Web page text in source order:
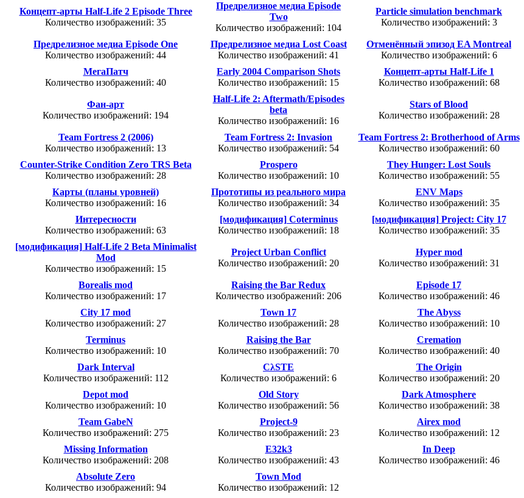
Концепт-арты Half-Life 2 Episode Three
Количество изображений: 35
Предрелизное медиа Episode
Two
Количество изображений: 104
Particle simulation benchmark
Количество изображений: 3
Предрелизное медиа Episode One
Количество изображений: 44
Предрелизное медиа Lost Coast
Количество изображений: 41
Отменённый эпизод EA Montreal
Количество изображений: 6
МегаПатч
Количество изображений: 40
Early 2004 Comparison Shots
Количество изображений: 15
Концепт-арты Half-Life 1
Количество изображений: 68
Фан-арт
Количество изображений: 194
Half-Life 2: Aftermath/Episodes
beta
Количество изображений: 16
Stars of Blood
Количество изображений: 28
Team Fortress 2 (2006)
Количество изображений: 13
Team Fortress 2: Invasion
Количество изображений: 54
Team Fortress 2: Brotherhood of Arms
Количество изображений: 60
Counter-Strike Condition Zero TRS Beta
Количество изображений: 28
Prospero
Количество изображений: 10
They Hunger: Lost Souls
Количество изображений: 55
Карты (планы уровней)
Количество изображений: 16
Прототипы из реального мира
Количество изображений: 34
ENV Maps
Количество изображений: 35
Интересности
Количество изображений: 63
[модификация] Coterminus
Количество изображений: 18
[модификация] Project: City 17
Количество изображений: 35
[модификация] Half-Life 2 Beta Minimalist
Mod
Количество изображений: 15
Project Urban Conflict
Количество изображений: 20
Hyper mod
Количество изображений: 31
Borealis mod
Количество изображений: 17
Raising the Bar Redux
Количество изображений: 206
Episode 17
Количество изображений: 46
City 17 mod
Количество изображений: 27
Town 17
Количество изображений: 28
The Abyss
Количество изображений: 10
Terminus
Количество изображений: 10
Raising the Bar
Количество изображений: 70
Cremation
Количество изображений: 40
Dark Interval
Количество изображений: 112
CλSTE
Количество изображений: 6
The Origin
Количество изображений: 20
Depot mod
Количество изображений: 10
Old Story
Количество изображений: 56
Dark Atmosphere
Количество изображений: 38
Team GabeN
Количество изображений: 275
Project-9
Количество изображений: 23
Airex mod
Количество изображений: 12
Missing Information
Количество изображений: 208
E32k3
Количество изображений: 43
In Deep
Количество изображений: 46
Absolute Zero
Количество изображений: 94
Town Mod
Количество изображений: 12